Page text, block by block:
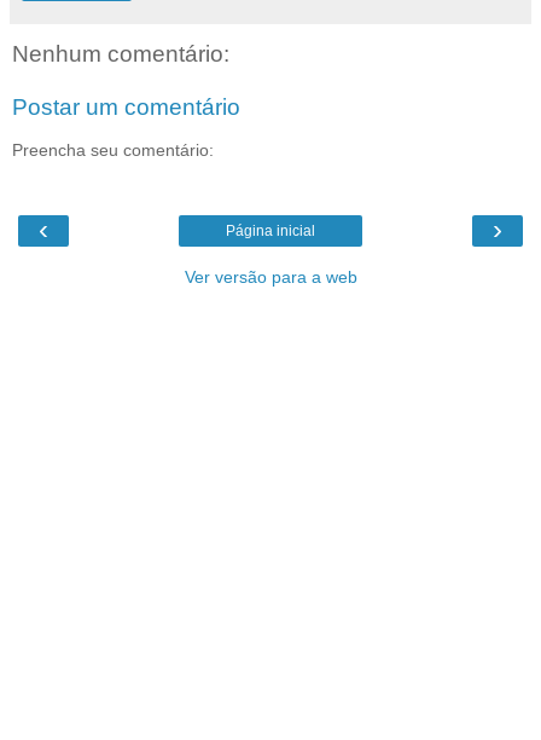
Nenhum comentário:
Postar um comentário
Preencha seu comentário:
‹ ›
Página inicial
Ver versão para a web